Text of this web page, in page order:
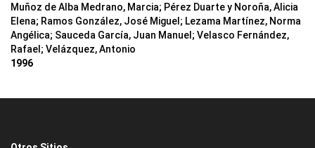
Muñoz de Alba Medrano, Marcia; Pérez Duarte y Noroña, Alicia
Elena; Ramos González, José Miguel; Lezama Martínez, Norma
Angélica; Sauceda García, Juan Manuel; Velasco Fernández,
Rafael; Velázquez, Antonio
1996